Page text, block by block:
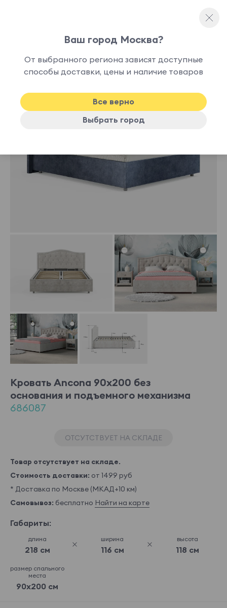
наличии
Кровать Ancona 90x200 без
основания и подъемного механизма
686087
ОТСУТСТВУЕТ НА СКЛАДЕ
Товар отсутствует на складе.
Стоимость доставки: от 1499 руб
* Доставка по Москве (МКАД+10 км)
Самовывоз: бесплатно Найти на карте
Габариты:
длина
218 см
ширина
116 см
высота
118 см
размер спального
места
90x200 см
Ваш город Москва?
От выбранного региона зависят доступные
способы доставки, цены и наличие товаров
Все верно
Выбрать город